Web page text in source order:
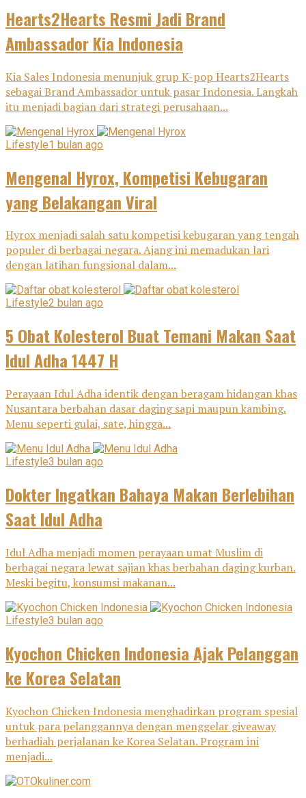
Hearts2Hearts Resmi Jadi Brand
Ambassador Kia Indonesia
Kia Sales Indonesia menunjuk grup K-pop Hearts2Hearts
sebagai Brand Ambassador untuk pasar Indonesia. Langkah
itu menjadi bagian dari strategi perusahaan...
Lifestyle1 bulan ago
Mengenal Hyrox, Kompetisi Kebugaran
yang Belakangan Viral
Hyrox menjadi salah satu kompetisi kebugaran yang tengah
populer di berbagai negara. Ajang ini memadukan lari
dengan latihan fungsional dalam...
Lifestyle2 bulan ago
5 Obat Kolesterol Buat Temani Makan Saat
Idul Adha 1447 H
Perayaan Idul Adha identik dengan beragam hidangan khas
Nusantara berbahan dasar daging sapi maupun kambing.
Menu seperti gulai, sate, hingga...
Lifestyle3 bulan ago
Dokter Ingatkan Bahaya Makan Berlebihan
Saat Idul Adha
Idul Adha menjadi momen perayaan umat Muslim di
berbagai negara lewat sajian khas berbahan daging kurban.
Meski begitu, konsumsi makanan...
Lifestyle3 bulan ago
Kyochon Chicken Indonesia Ajak Pelanggan
ke Korea Selatan
Kyochon Chicken Indonesia menghadirkan program spesial
untuk para pelanggannya dengan menggelar giveaway
berhadiah perjalanan ke Korea Selatan. Program ini
menjadi...